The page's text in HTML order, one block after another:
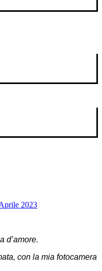
2023
d’amore.
con la mia fotocamera